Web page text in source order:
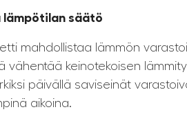
säätö
mahdollistaa lämmön
vähentää keinotekoisen
päivällä saviseinät
aikoina.